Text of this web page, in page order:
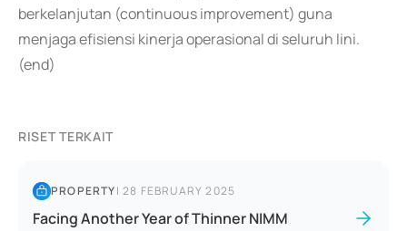
berkelanjutan (continuous improvement) guna
menjaga efisiensi kinerja operasional di seluruh lini.
(end)
RISET TERKAIT
PROPERTY|28 FEBRUARY 2025
Facing Another Year of Thinner NIMM